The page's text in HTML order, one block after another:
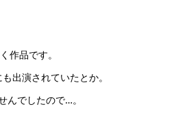
作品です。
出演されていたとか。
でしたので…。